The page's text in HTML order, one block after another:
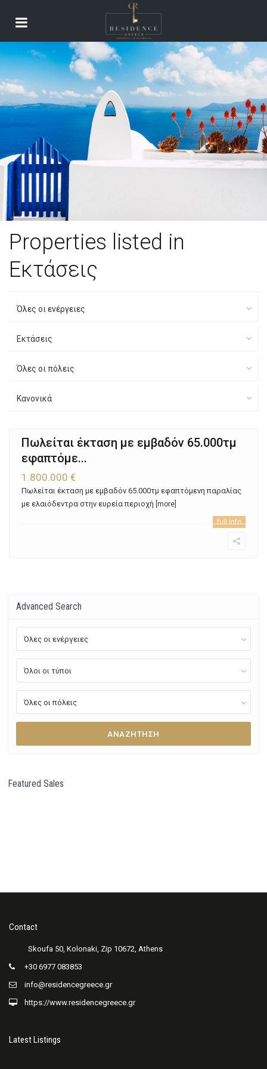
Properties listed in
Εκτάσεις
Όλες οι ενέργειες
Εκτάσεις
Όλες οι πόλεις
Κανονικά
Πωλείται έκταση με εμβαδόν 65.000τμ
εφαπτόμε...
1.800.000 €
Πωλείται έκταση με εμβαδόν 65.000τμ εφαπτόμενη παραλίας
με ελαιόδεντρα στην ευρεία περιοχή [more]
full info
Advanced Search
Όλες οι ενέργειες
Όλοι οι τύποι
Όλες οι πόλεις
ΑΝΑΖΉΤΗΣΗ
Featured Sales
Contact
+30 6977 083853
info@residencegreece.gr
https://www.residencegreece.gr
Latest Listings